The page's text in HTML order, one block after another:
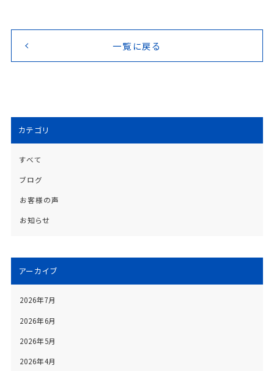
一覧に戻る
カテゴリ
すべて
ブログ
お客様の声
お知らせ
アーカイブ
2026年7月
2026年6月
2026年5月
2026年4月